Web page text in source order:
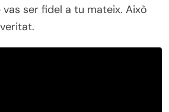
ser fidel a tu mateix. Això